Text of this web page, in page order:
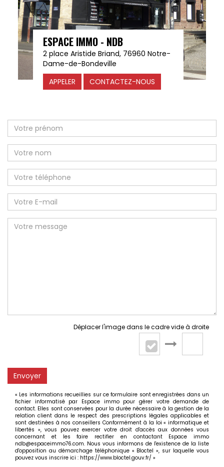
ESPACE IMMO - NDB
2 place Aristide Briand, 76960 Notre-
Dame-de-Bondeville
APPELER
CONTACTEZ-NOUS
Déplacer l'image dans le cadre vide à droite
Envoyer
« Les informations recueillies sur ce formulaire sont enregistrées dans un
fichier informatisé par Espace immo pour gérer votre demande de
contact. Elles sont conservées pour la durée nécessaire à la gestion de la
relation client dans le respect des prescriptions légales applicables et
sont destinées à nos conseillers Conformément à la loi « informatique et
libertés », vous pouvez exercer votre droit d'accès aux données vous
concernant et les faire rectifier en contactant Espace immo
ndb@espaceimmo76.com. Nous vous informons de l'existence de la liste
d'opposition au démarchage téléphonique « Bloctel », sur laquelle vous
pouvez vous inscrire ici : https://www.bloctel.gouv.fr/ »